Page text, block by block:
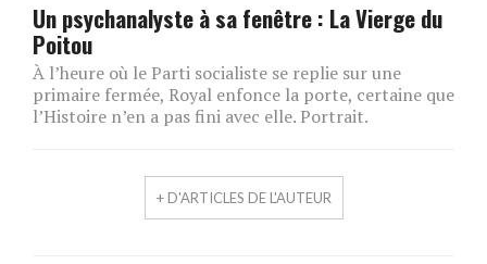
Un psychanalyste à sa fenêtre : La Vierge du
Poitou
À l’heure où le Parti socialiste se replie sur une
primaire fermée, Royal enfonce la porte, certaine que
l’Histoire n’en a pas fini avec elle. Portrait.
+ D'ARTICLES DE L'AUTEUR